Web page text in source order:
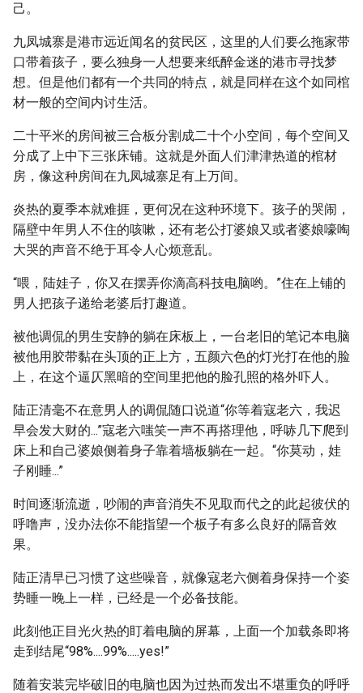
己。
九凤城寨是港市远近闻名的贫民区，这里的人们要么拖家带
口带着孩子，要么独身一人想要来纸醉金迷的港市寻找梦
想。但是他们都有一个共同的特点，就是同样在这个如同棺
材一般的空间内讨生活。
二十平米的房间被三合板分割成二十个小空间，每个空间又
分成了上中下三张床铺。这就是外面人们津津热道的棺材
房，像这种房间在九凤城寨足有上万间。
炎热的夏季本就难捱，更何况在这种环境下。孩子的哭闹，
隔壁中年男人不住的咳嗽，还有老公打婆娘又或者婆娘嚎啕
大哭的声音不绝于耳令人心烦意乱。
“喂，陆娃子，你又在摆弄你滴高科技电脑哟。”住在上铺的
男人把孩子递给老婆后打趣道。
被他调侃的男生安静的躺在床板上，一台老旧的笔记本电脑
被他用胶带黏在头顶的正上方，五颜六色的灯光打在他的脸
上，在这个逼仄黑暗的空间里把他的脸孔照的格外吓人。
陆正清毫不在意男人的调侃随口说道“你等着寇老六，我迟
早会发大财的...”寇老六嗤笑一声不再搭理他，呼哧几下爬到
床上和自己婆娘侧着身子靠着墙板躺在一起。“你莫动，娃
子刚睡...”
时间逐渐流逝，吵闹的声音消失不见取而代之的此起彼伏的
呼噜声，没办法你不能指望一个板子有多么良好的隔音效
果。
陆正清早已习惯了这些噪音，就像寇老六侧着身保持一个姿
势睡一晚上一样，已经是一个必备技能。
此刻他正目光火热的盯着电脑的屏幕，上面一个加载条即将
走到结尾“98%....99%.....yes!”
随着安装完毕破旧的电脑也因为过热而发出不堪重负的呼呼